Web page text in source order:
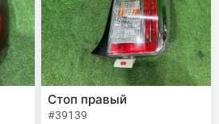
Стоп правый
#39139